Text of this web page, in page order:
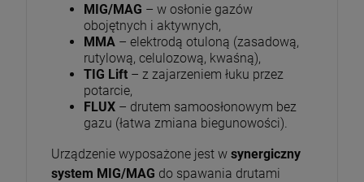
MIG/MAG – w osłonie gazów
obojętnych i aktywnych,
MMA – elektrodą otuloną (zasadową,
rutylową, celulozową, kwaśną),
TIG Lift – z zajarzeniem łuku przez
potarcie,
FLUX – drutem samoosłonowym bez
gazu (łatwa zmiana biegunowości).
Urządzenie wyposażone jest w synergiczny
system MIG/MAG do spawania drutami